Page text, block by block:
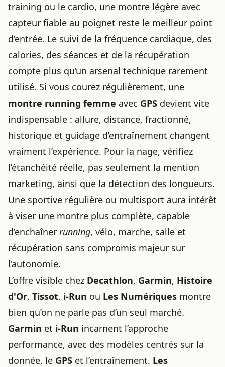
training ou le cardio, une montre légère avec
capteur fiable au poignet reste le meilleur point
d’entrée. Le suivi de la fréquence cardiaque, des
calories, des séances et de la récupération
compte plus qu’un arsenal technique rarement
utilisé. Si vous courez régulièrement, une
montre running femme avec GPS devient vite
indispensable : allure, distance, fractionné,
historique et guidage d’entraînement changent
vraiment l’expérience. Pour la nage, vérifiez
l’étanchéité réelle, pas seulement la mention
marketing, ainsi que la détection des longueurs.
Une sportive régulière ou multisport aura intérêt
à viser une montre plus complète, capable
d’enchaîner running, vélo, marche, salle et
récupération sans compromis majeur sur
l’autonomie.
L’offre visible chez Decathlon, Garmin, Histoire
d'Or, Tissot, i-Run ou Les Numériques montre
bien qu’on ne parle pas d’un seul marché.
Garmin et i-Run incarnent l’approche
performance, avec des modèles centrés sur la
donnée, le GPS et l’entraînement. Les